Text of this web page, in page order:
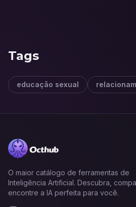
Tags
educação sexual
O maior catálogo de ferramentas de
Inteligência Artificial. Descubra,
encontre a IA perfeita para você.